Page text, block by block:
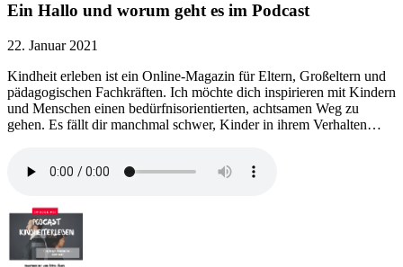
Ein Hallo und worum geht es im Podcast
22. Januar 2021
Kindheit erleben ist ein Online-Magazin für Eltern, Großeltern und
pädagogischen Fachkräften. Ich möchte dich inspirieren mit Kindern
und Menschen einen bedürfnisorientierten, achtsamen Weg zu
gehen. Es fällt dir manchmal schwer, Kinder in ihrem Verhalten…